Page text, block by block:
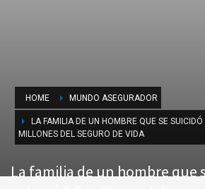
HOME MUNDO ASEGURADOR
LA FAMILIA DE UN HOMBRE QUE SE
MILLONES DEL SEGURO DE VIDA
La familia de un hombre que